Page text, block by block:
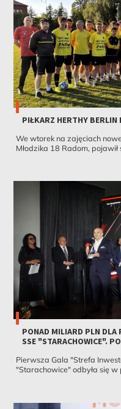
PIŁKARZ HERTHY
We wtorek na zajęciach
Młodzika 18 Radom,
PONAD MILIARD PLN DLA
SSE "STARACHOWICE".
Pierwsza Gala "Strefa
"Starachowice" odbyła się w